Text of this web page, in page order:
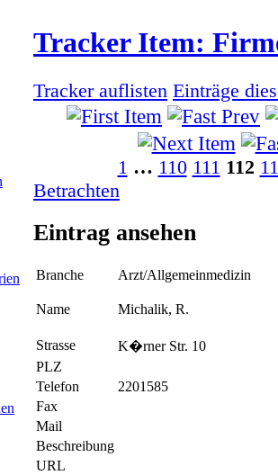
Tracker Item:
Tracker auflisten Einträge
1 … 110 111 112
Betrachten
Eintrag ansehen
Branche Arzt/Allgemeinmedizin
Name Michalik, R.
Strasse
K�rner Str. 10
PLZ
Telefon
2201585
Fax
Mail
Beschreibung
URL